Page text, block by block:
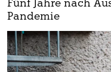
Fünf Jahre nach
Pandemie